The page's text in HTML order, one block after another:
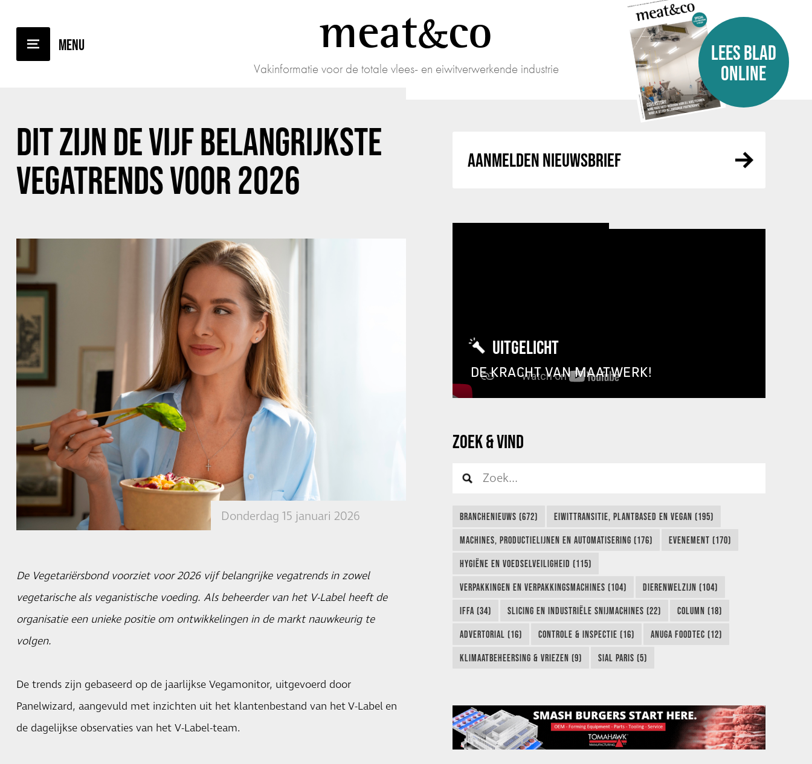
meatco
Vakinformatie voor de totale vlees- en eiwitverwerkende industrie
LEES BLAD
ONLINE
DIT ZIJN DE VIJF BELANGRIJKSTE
VEGATRENDS VOOR 2026
Donderdag 15 januari 2026
De Vegetariërsbond voorziet voor 2026 vijf belangrijke vegatrends in zowel
vegetarische als veganistische voeding. Als beheerder van het V-Label heeft de
organisatie een unieke positie om ontwikkelingen in de markt nauwkeurig te
volgen.
De trends zijn gebaseerd op de jaarlijkse Vegamonitor, uitgevoerd door
Panelwizard, aangevuld met inzichten uit het klantenbestand van hetV-Labelen
de dagelijkse observaties van het V-Label-team.
AANMELDEN NIEUWSBRIEF
UITGELICHT
DE KRACHT VAN MAATWERK!
ZOEK & VIND
BRANCHENIEUWS (672) EIWITTRANSITIE, PLANTBASED EN VEGAN (195)
MACHINES, PRODUCTIELIJNEN EN AUTOMATISERING (176) EVENEMENT (170)
HYGIËNE EN VOEDSELVEILIGHEID (115)
VERPAKKINGEN EN VERPAKKINGSMACHINES (104) DIERENWELZIJN (104)
IFFA (34) SLICING EN INDUSTRIËLE SNIJMACHINES (22) COLUMN (18)
ADVERTORIAL (16) CONTROLE & INSPECTIE (16) ANUGA FOODTEC (12)
KLIMAATBEHEERSING & VRIEZEN (9) SIAL PARIS (5)